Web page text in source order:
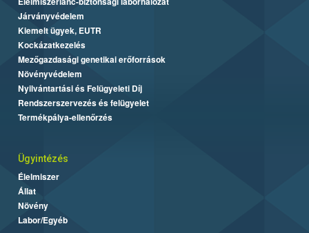
Járványvédelem
Kiemelt ügyek, EUTR
Kockázatkezelés
Mezőgazdasági genetikai erőforrások
Növényvédelem
Nyilvántartási és Felügyeleti Díj
Rendszerszervezés és felügyelet
Termékpálya-ellenőrzés
Ügyintézés
Élelmiszer
Állat
Növény
Labor/Egyéb